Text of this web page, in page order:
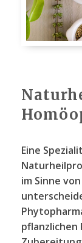
Eine
im Sinne